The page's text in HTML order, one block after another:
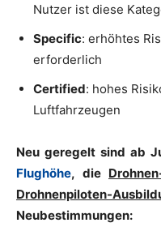
Nutzer ist diese
Specific: erhöhtes
erforderlich
Certified: hohes
Luftfahrzeugen
Neu geregelt sind ab
Flughöhe, die
Drohnenpiloten-
Neubestimmungen: